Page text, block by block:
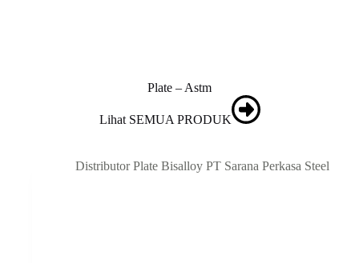
Plate – Astm
Lihat SEMUA PRODUK